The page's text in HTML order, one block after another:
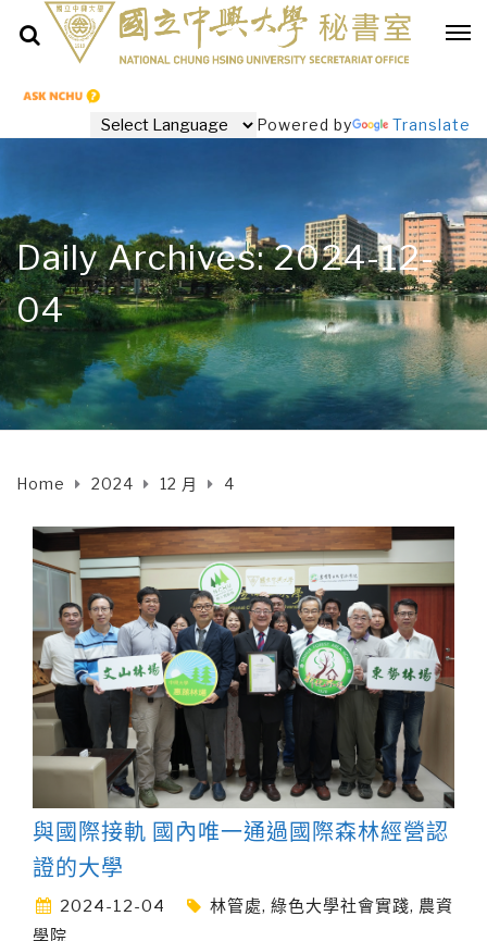
Powered by Translate
Daily Archives: 2024-12-
04
Home 2024 12 月 4
與國際接軌 國內唯一通過國際森林經營認
證的大學
2024-12-04 林管處, 綠色大學社會實踐, 農資
學院